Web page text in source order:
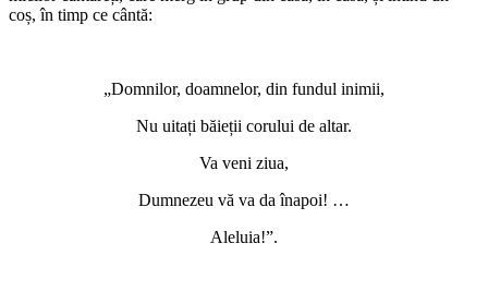
coș, în timp ce cântă:
„Domnilor, doamnelor, din fundul inimii,
Nu uitați băieții corului de altar.
Va veni ziua,
Dumnezeu vă va da înapoi! …
Aleluia!”.